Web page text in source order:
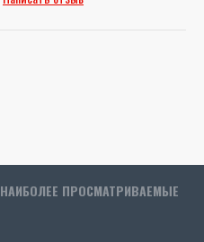
НАИБОЛЕЕ ПРОСМАТРИВАЕМЫЕ